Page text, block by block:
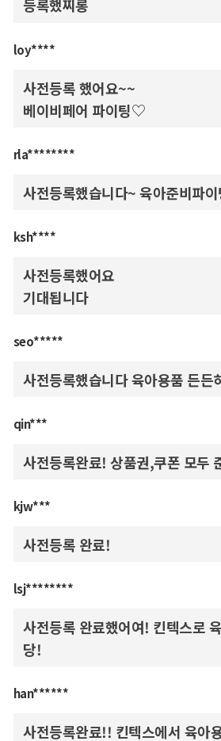
등록했찌롱
loy****
사전등록 했어요~~
베이비페어 파이팅♡
rla********
사전등록했습니다~ 육아준비파
ksh****
사전등록했어요
기대됩니다
seo*****
사전등록했습니다 육아용품 든든
qin***
사전등록완료! 상품권,쿠폰 모두
kjw***
사전등록 완료!
lsj********
사전등록 완료했어여! 킨텍스로
당!
han******
사전등록완료!! 킨텍스에서 육아